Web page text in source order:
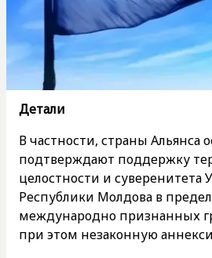
Детали
В частности, страны Альянса
подтверждают поддержку
целостности и суверенитета
Республики Молдова в
международно признанных
при этом незаконную